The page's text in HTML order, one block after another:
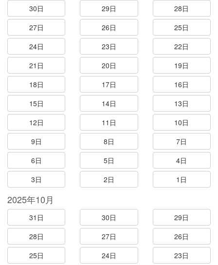
30日 29日
28日
27日
26日
25日
24日
23日
22日
21日
20日
19日
18日
17日
16日
15日
14日
13日
12日
11日
10日
9日
8日
7日
6日
5日
4日
3日
2日 1日
2025年10月
31日 30日
29日
28日
27日
26日
25日
24日
23日